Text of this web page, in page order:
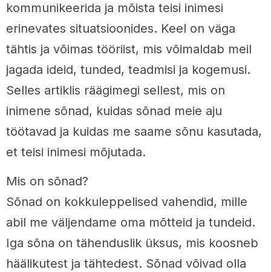
kommunikeerida ja mõista teisi inimesi
erinevates situatsioonides. Keel on väga
tähtis ja võimas tööriist, mis võimaldab meil
jagada ideid, tunded, teadmisi ja kogemusi.
Selles artiklis räägimegi sellest, mis on
inimene sõnad, kuidas sõnad meie aju
töötavad ja kuidas me saame sõnu kasutada,
et teisi inimesi mõjutada.
Mis on sõnad?
Sõnad on kokkuleppelised vahendid, mille
abil me väljendame oma mõtteid ja tundeid.
Iga sõna on tähenduslik üksus, mis koosneb
häälikutest ja tähtedest. Sõnad võivad olla